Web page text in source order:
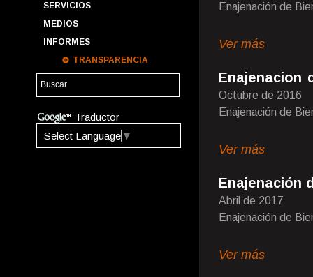
SERVICIOS
MEDIOS
INFORMES
TRANSPARENCIA
Traductor
Select Language ▼
Enajenación de
Ver más
Enajenacion
Octubre de 2016
Enajenación de
Ver más
Enajenación
Abril de 2017
Enajenación de
Ver más